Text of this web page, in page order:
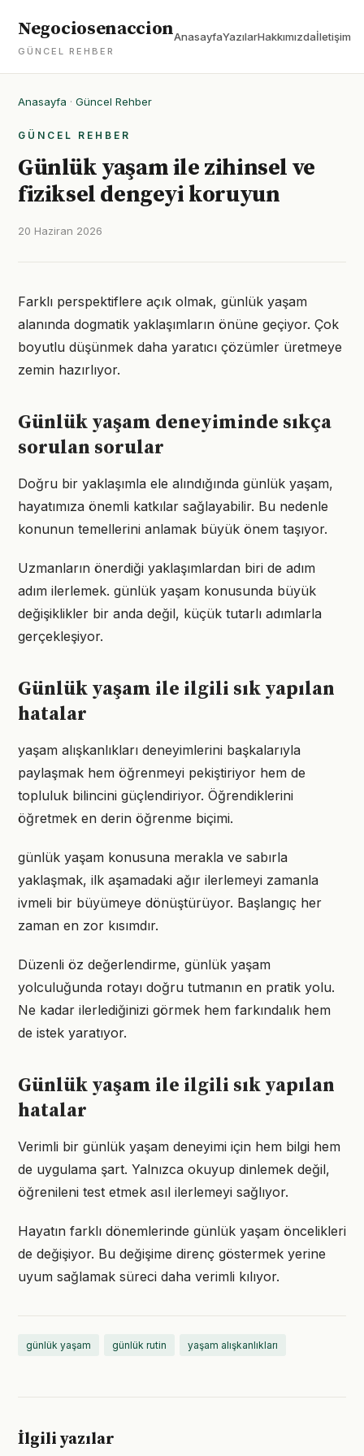
Negociosenaccion
GÜNCEL REHBER
AnasayfaYazılarHakkımızdaİletişim
Anasayfa · Güncel Rehber
GÜNCEL REHBER
Günlük yaşam ile zihinsel ve
fiziksel dengeyi koruyun
20 Haziran 2026
Farklı perspektiflere açık olmak, günlük yaşam
alanında dogmatik yaklaşımların önüne geçiyor. Çok
boyutlu düşünmek daha yaratıcı çözümler üretmeye
zemin hazırlıyor.
Günlük yaşam deneyiminde sıkça
sorulan sorular
Doğru bir yaklaşımla ele alındığında günlük yaşam,
hayatımıza önemli katkılar sağlayabilir. Bu nedenle
konunun temellerini anlamak büyük önem taşıyor.
Uzmanların önerdiği yaklaşımlardan biri de adım
adım ilerlemek. günlük yaşam konusunda büyük
değişiklikler bir anda değil, küçük tutarlı adımlarla
gerçekleşiyor.
Günlük yaşam ile ilgili sık yapılan
hatalar
yaşam alışkanlıkları deneyimlerini başkalarıyla
paylaşmak hem öğrenmeyi pekiştiriyor hem de
topluluk bilincini güçlendiriyor. Öğrendiklerini
öğretmek en derin öğrenme biçimi.
günlük yaşam konusuna merakla ve sabırla
yaklaşmak, ilk aşamadaki ağır ilerlemeyi zamanla
ivmeli bir büyümeye dönüştürüyor. Başlangıç her
zaman en zor kısımdır.
Düzenli öz değerlendirme, günlük yaşam
yolculuğunda rotayı doğru tutmanın en pratik yolu.
Ne kadar ilerlediğinizi görmek hem farkındalık hem
de istek yaratıyor.
Günlük yaşam ile ilgili sık yapılan
hatalar
Verimli bir günlük yaşam deneyimi için hem bilgi hem
de uygulama şart. Yalnızca okuyup dinlemek değil,
öğrenileni test etmek asıl ilerlemeyi sağlıyor.
Hayatın farklı dönemlerinde günlük yaşam öncelikleri
de değişiyor. Bu değişime direnç göstermek yerine
uyum sağlamak süreci daha verimli kılıyor.
günlük yaşam günlük rutin yaşam alışkanlıkları
İlgili yazılar